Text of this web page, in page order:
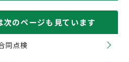
次のページも見ています
同点検